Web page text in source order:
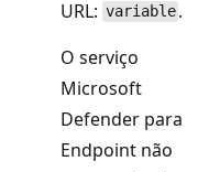
URL: variable .
O serviço
Microsoft
Defender para
Endpoint não